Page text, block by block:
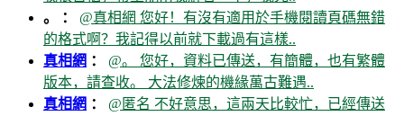
。 ： @真相網 您好！有沒有適用於手機閱讀頁碼無錯
的格式啊？我記得以前就下載過有這樣..
真相網 ： @。 您好，資料已傳送，有簡體，也有繁體
版本，請查收。 大法修煉的機緣萬古難遇..
真相網 ： @匿名 不好意思，這兩天比較忙，已經傳送